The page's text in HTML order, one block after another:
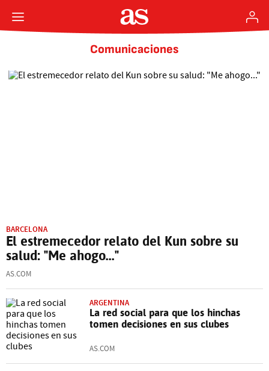
Comunicaciones
BARCELONA
El estremecedor relato del Kun sobre su
salud: "Me ahogo..."
AS.COM
ARGENTINA
La red social para que los hinchas
tomen decisiones en sus clubes
AS.COM